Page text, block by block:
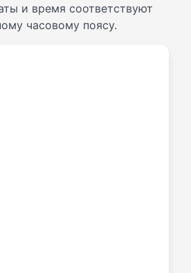
и время соответствуют
часовому поясу.